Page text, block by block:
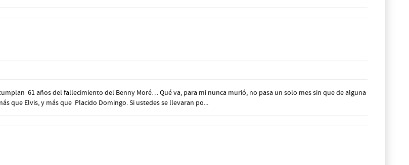
61 años del fallecimiento del Benny Moré… Qué va, para mi nunca murió, no pasa un solo mes sin que de alguna
que Elvis, y más que Placido Domingo. Si ustedes se llevaran po...